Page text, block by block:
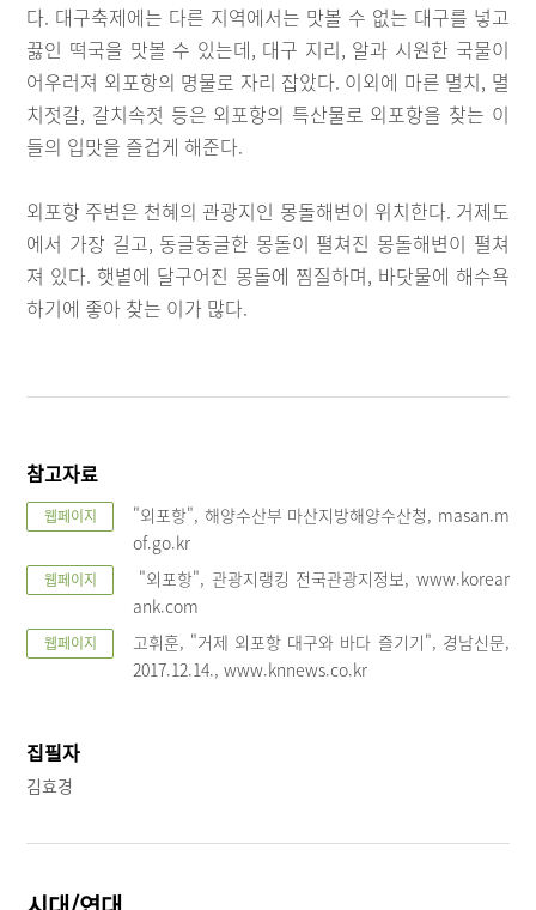
다. 대구축제에는 다른 지역에서는 맛볼 수 없는 대구를 넣고
끓인 떡국을 맛볼 수 있는데, 대구 지리, 알과 시원한 국물이
어우러져 외포항의 명물로 자리 잡았다. 이외에 마른 멸치, 멸
치젓갈, 갈치속젓 등은 외포항의 특산물로 외포항을 찾는 이
들의 입맛을 즐겁게 해준다.
외포항 주변은 천혜의 관광지인 몽돌해변이 위치한다. 거제도
에서 가장 길고, 동글동글한 몽돌이 펼쳐진 몽돌해변이 펼쳐
져 있다. 햇볕에 달구어진 몽돌에 찜질하며, 바닷물에 해수욕
하기에 좋아 찾는 이가 많다.
참고자료
웹페이지
"외포항", 해양수산부 마산지방해양수산청, masan.m
of.go.kr
웹페이지
"외포항", 관광지랭킹 전국관광지정보, www.korear
ank.com
웹페이지
고휘훈, "거제 외포항 대구와 바다 즐기기", 경남신문,
2017.12.14., www.knnews.co.kr
집필자
김효경